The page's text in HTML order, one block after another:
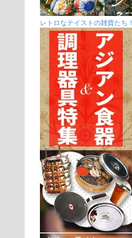
レトロなテイストの雑貨たち！